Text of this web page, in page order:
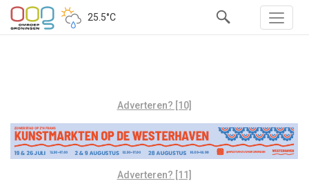
25.5°C
Adverteren? [10]
Adverteren? [11]